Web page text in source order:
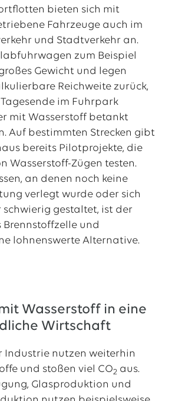
bieten sich mit
Fahrzeuge auch im
und Stadtverkehr an.
zum Beispiel
Gewicht und legen
Reichweite zurück,
im Fuhrpark
mit Wasserstoff betankt
Auf bestimmten Strecken gibt
bereits Pilotprojekte, die
Wasserstoff-Zügen testen.
an denen noch keine
verlegt wurde oder sich
schwierig gestaltet, ist der
und
lohnenswerte Alternative.
Wasserstoff in eine
Wirtschaft
Industrie nutzen weiterhin
und stoßen viel CO2 aus.
Glasproduktion und